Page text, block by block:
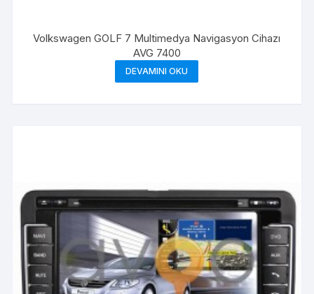
Volkswagen GOLF 7 Multimedya Navigasyon Cihazı
AVG 7400
DEVAMINI OKU